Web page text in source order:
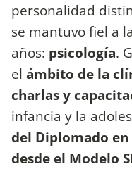
personalidad
se mantuvo fiel a
años: psicología.
el ámbito de la
charlas y
infancia y la
del Diplomado
desde el Modelo